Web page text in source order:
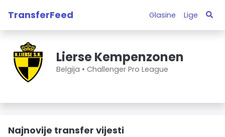
TransferFeed Glasine Lige
Lierse Kempenzonen
Belgija • Challenger Pro League
Najnovije transfer vijesti